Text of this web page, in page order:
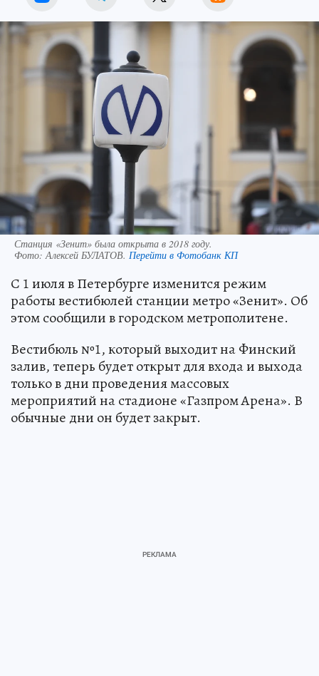
Станция «Зенит» была открыта в 2018 году.
Фото:Алексей БУЛАТОВ. Перейти в Фотобанк КП
С 1 июля в Петербурге изменится режим
работы вестибюлей станции метро «Зенит». Об
этом сообщили в городском метрополитене.
Вестибюль №1, который выходит на Финский
залив, теперь будет открыт для входа и выхода
только в дни проведения массовых
мероприятий на стадионе «Газпром Арена». В
обычные дни он будет закрыт.